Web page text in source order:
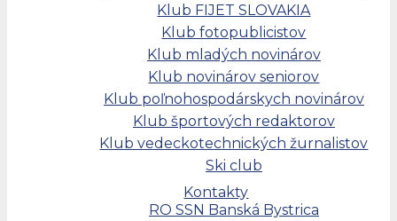
Klub FIJET SLOVAKIA
Klub fotopublicistov
Klub mladých novinárov
Klub novinárov seniorov
Klub poľnohospodárskych novinárov
Klub športových redaktorov
Klub vedeckotechnických žurnalistov
Ski club
Kontakty
RO SSN Banská Bystrica